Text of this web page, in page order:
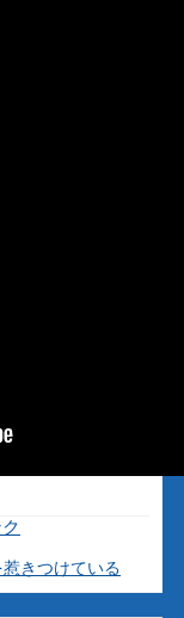
きつけている